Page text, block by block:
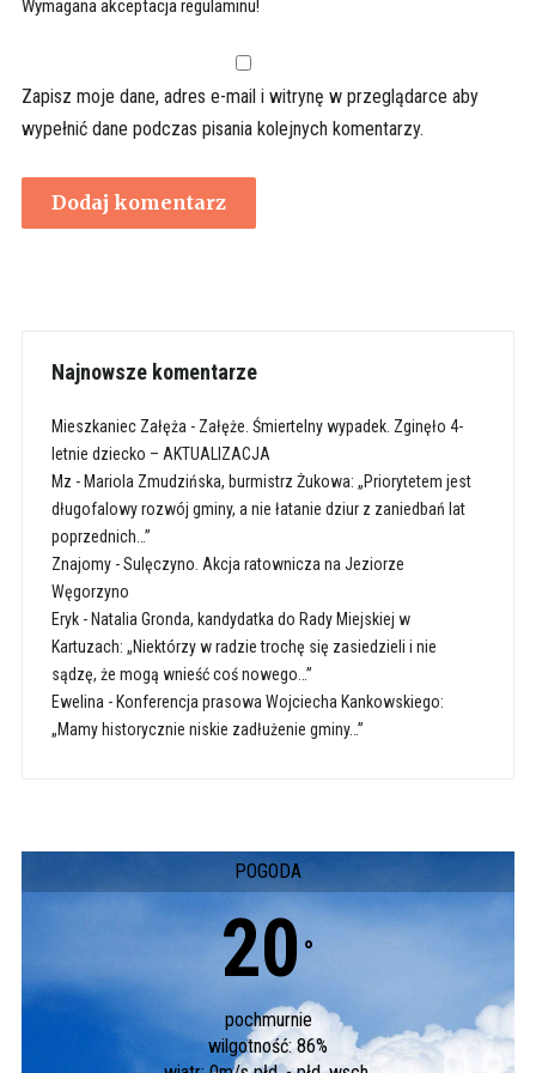
Wymagana akceptacja regulaminu!
Zapisz moje dane, adres e-mail i witrynę w przeglądarce aby
wypełnić dane podczas pisania kolejnych komentarzy.
Najnowsze komentarze
Mieszkaniec Załęża - Załęże. Śmiertelny wypadek. Zginęło 4-
letnie dziecko – AKTUALIZACJA
Mz - Mariola Zmudzińska, burmistrz Żukowa: „Priorytetem jest
długofalowy rozwój gminy, a nie łatanie dziur z zaniedbań lat
poprzednich…”
Znajomy-Sulęczyno. Akcja ratownicza na Jeziorze
Węgorzyno
Eryk- Natalia Gronda, kandydatka do Rady Miejskiej w
Kartuzach: „Niektórzy w radzie trochę się zasiedzieli i nie
sądzę, że mogą wnieść coś nowego…”
Ewelina - Konferencja prasowa Wojciecha Kankowskiego:
„Mamy historycznie niskie zadłużenie gminy…”
POGODA
20 °
pochmurnie
wilgotność: 86%